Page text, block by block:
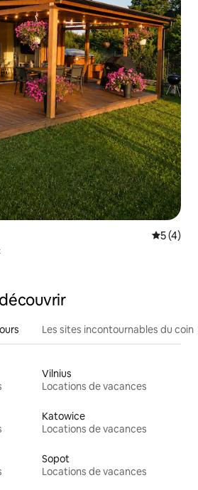
Note
5 (4)
Les sites incontournables du coin
Vilnius
Locations de vacances
Katowice
Locations de vacances
Sopot
Locations de vacances